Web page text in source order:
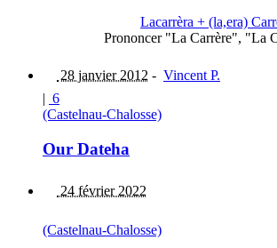
Lacarrèra + (la,era)
Prononcer "La Carrère", "La
28 janvier 2012 - Vincent P.
| 6
(Castelnau-Chalosse)
Our Dateha
24 février 2022
(Castelnau-Chalosse)